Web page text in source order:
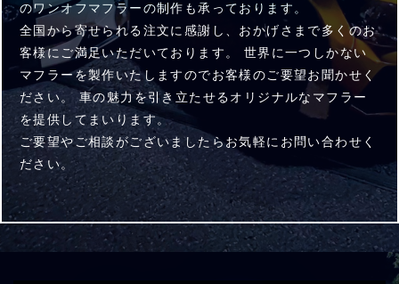
のワンオフマフラーの制作も承っております。
全国から寄せられる注文に感謝し、おかげさまで多くのお
客様にご満足いただいております。
世界に一つしかない
マフラーを製作いたしますのでお客様のご要望お聞かせく
ださい。 車の魅力を引き立たせるオリジナルなマフラー
を提供してまいります。
ご要望やご相談がございましたらお気軽にお問い合わせく
ださい。